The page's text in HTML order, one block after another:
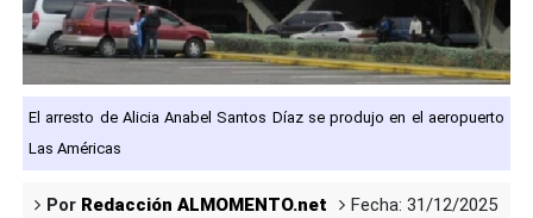
El arresto de Alicia Anabel Santos Díaz se produjo en el aeropuerto
Las Américas
Por Redacción ALMOMENTO.net
Fecha: 31/12/2025